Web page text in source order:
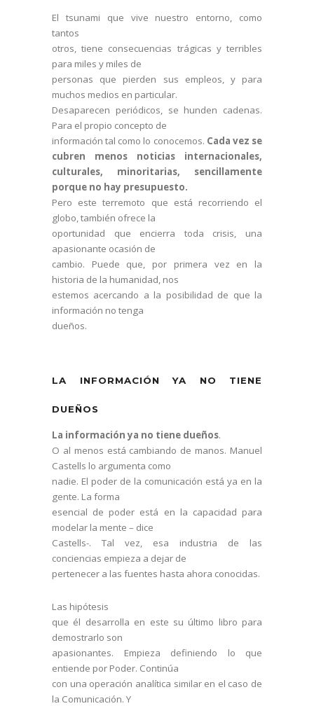
El tsunami que vive nuestro entorno, como
tantos
otros, tiene consecuencias trágicas y terribles
para miles y miles de
personas que pierden sus empleos, y para
muchos medios en particular.
Desaparecen periódicos, se hunden cadenas.
Para el propio concepto de
información tal como lo conocemos. Cada vez se
cubren menos noticias internacionales,
culturales, minoritarias, sencillamente
porque no hay presupuesto.
Pero este terremoto que está recorriendo el
globo, también ofrece la
oportunidad que encierra toda crisis, una
apasionante ocasión de
cambio. Puede que, por primera vez en la
historia de la humanidad, nos
estemos acercando a la posibilidad de que la
información no tenga
dueños.
LA INFORMACIÓN YA NO TIENE
DUEÑOS
La información ya no tiene dueños.
O al menos está cambiando de manos. Manuel
Castells lo argumenta como
nadie. El poder de la comunicación está ya en la
gente. La forma
esencial de poder está en la capacidad para
modelar la mente – dice
Castells-. Tal vez, esa industria de las
conciencias empieza a dejar de
pertenecer a las fuentes hasta ahora conocidas.
Las hipótesis
que él desarrolla en este su último libro para
demostrarlo son
apasionantes. Empieza definiendo lo que
entiende por Poder. Continúa
con una operación analítica similar en el caso de
la Comunicación. Y